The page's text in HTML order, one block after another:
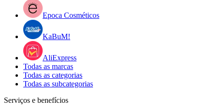
Epoca Cosméticos
KaBuM!
AliExpress
Todas as marcas
Todas as categorias
Todas as subcategorias
Serviços e benefícios